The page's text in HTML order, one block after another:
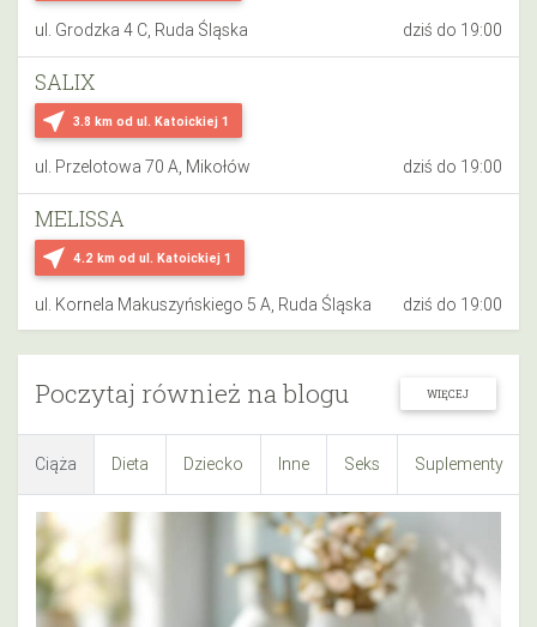
ul. Grodzka 4 C, Ruda Śląska dziś do 19:00
near_me 3.8 km od ul. Katoickiej 1
SALIX
ul. Przelotowa 70 A, Mikołów dziś do 19:00
near_me 4.2 km od ul. Katoickiej 1
MELISSA
ul. Kornela Makuszyńskiego 5 A, Ruda Śląska dziś do 19:00
Poczytaj również na blogu WIĘCEJ
Ciąża Dieta Dziecko Inne Seks Suplementy